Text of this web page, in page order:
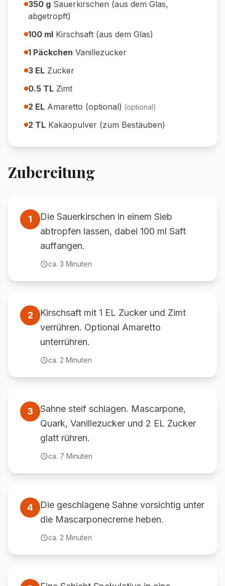
350 g Sauerkirschen (aus dem Glas,
abgetropft)
100 ml Kirschsaft (aus dem Glas)
1 Päckchen Vanillezucker
3 EL Zucker
0.5 TL Zimt
2 EL Amaretto (optional) (optional)
2 TL Kakaopulver (zum Bestäuben)
Zubereitung
1
Die Sauerkirschen in einem Sieb
abtropfen lassen, dabei 100 ml Saft
auffangen.
ca. 3 Minuten
2
Kirschsaft mit 1 EL Zucker und Zimt
verrühren. Optional Amaretto
unterrühren.
ca. 2 Minuten
3
Sahne steif schlagen. Mascarpone,
Quark, Vanillezucker und 2 EL Zucker
glatt rühren.
ca. 7 Minuten
4
Die geschlagene Sahne vorsichtig unter
die Mascarponecreme heben.
ca. 2 Minuten